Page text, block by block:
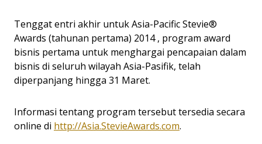
Tenggat entri akhir untuk Asia-Pacific Stevie®
Awards (tahunan pertama) 2014 , program award
bisnis pertama untuk menghargai pencapaian dalam
bisnis di seluruh wilayah Asia-Pasifik, telah
diperpanjang hingga 31 Maret.
Informasi tentang program tersebut tersedia secara
online di http://Asia.StevieAwards.com.